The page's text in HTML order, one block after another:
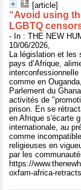
[article]
“Avoid using
LGBTQ
- In : THE NEW
10/06/2026,
La législation et les
pays d’Afrique,
comme en
Parlement du
activités de
prison. En se
en Afrique s'écarte
internationale, au
comme
religieuses en
par les
https://
oxfam-africa-